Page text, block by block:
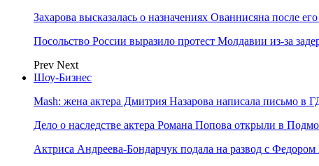
Захарова высказалась о назначениях Ованнисяна после
Посольство России выразило протест Молдавии из-за
Prev Next
Шоу-Бизнес
Mash: жена актера Дмитрия Назарова написала письмо в
Дело о наследстве актера Романа Попова открыли в
Актриса Андреева-Бондарчук подала на развод с